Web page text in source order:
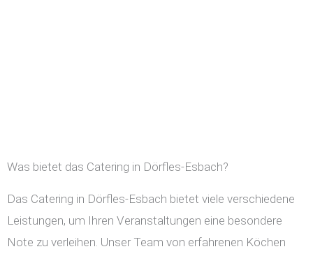
Was bietet das Catering in Dörfles-Esbach?
Das Catering in Dörfles-Esbach bietet viele verschiedene
Leistungen, um Ihren Veranstaltungen eine besondere
Note zu verleihen. Unser Team von erfahrenen Köchen